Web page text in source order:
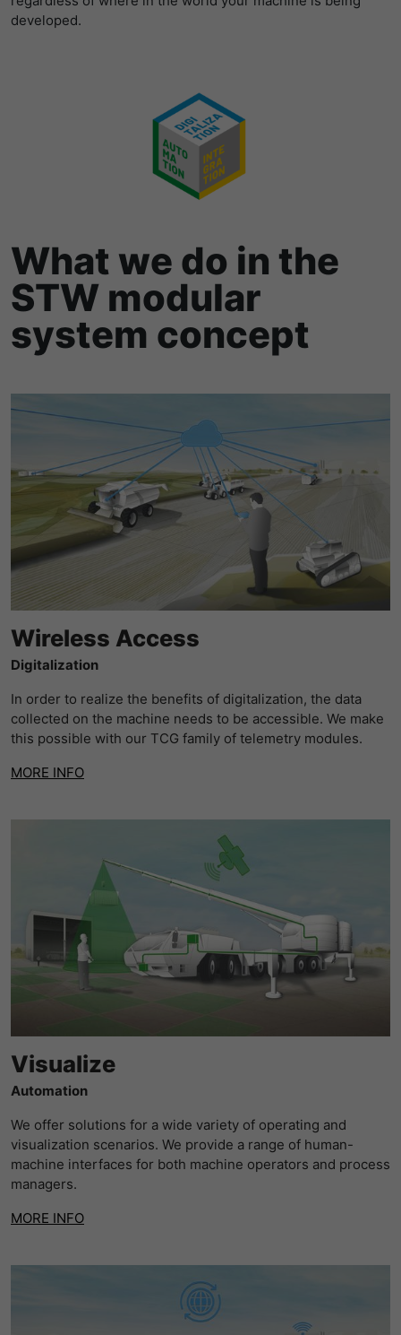
developed.
What we do in the
STW modular
system concept
Wireless Access
Digitalization
In order to realize the benefits of digitalization, the data
collected on the machine needs to be accessible. We make
this possible with our TCG family of telemetry modules.
MORE INFO
Visualize
Automation
We offer solutions for a wide variety of operating and
visualization scenarios. We provide a range of human-
machine interfaces for both machine operators and process
managers.
MORE INFO